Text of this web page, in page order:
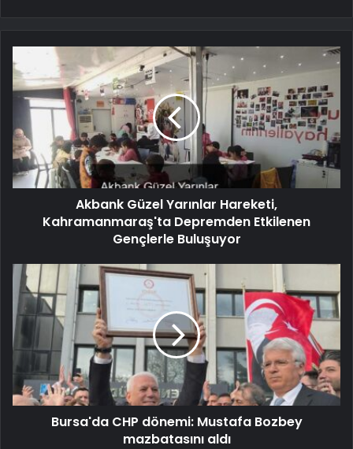
Akbank Güzel Yarınlar Hareketi,
Kahramanmaraş'ta Depremden Etkilenen
Gençlerle Buluşuyor
Bursa'da CHP dönemi: Mustafa Bozbey
mazbatasını aldı